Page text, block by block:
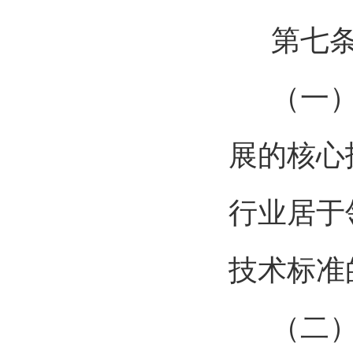
第七
（一
展的核
行业居
技术标
（二